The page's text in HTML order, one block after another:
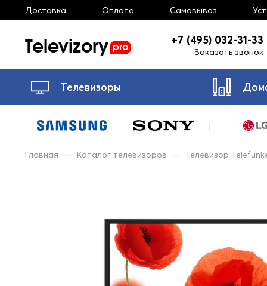
Доставка Оплата Самовывоз
Televizory pro +7 (495) 032-31-33
Заказать звонок
Телевизоры
Главная — Каталог телевизоров — Телевизор